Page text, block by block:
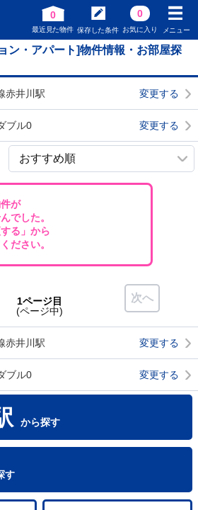
0
最近見た物件 保存した条件
0
お気に入り メニュー
ン・アパート]物件情報・お部屋探
赤井川駅 変更する
ブル0 変更する
が
でした。
する」から
ださい。
次へ
1ページ目
(ページ中)
赤井川駅 変更する
ブル0 変更する
から探す
す